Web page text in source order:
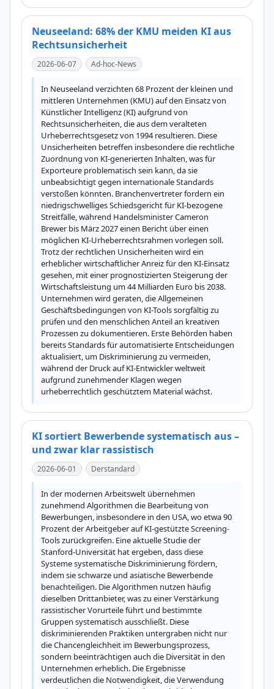
Neuseeland: 68% der KMU meiden KI aus
Rechtsunsicherheit
2026-06-07 Ad-hoc-News
In Neuseeland verzichten 68 Prozent der kleinen und
mittleren Unternehmen (KMU) auf den Einsatz von
Künstlicher Intelligenz (KI) aufgrund von
Rechtsunsicherheiten, die aus dem veralteten
Urheberrechtsgesetz von 1994 resultieren. Diese
Unsicherheiten betreffen insbesondere die rechtliche
Zuordnung von KI-generierten Inhalten, was für
Exporteure problematisch sein kann, da sie
unbeabsichtigt gegen internationale Standards
verstoßen könnten. Branchenvertreter fordern ein
niedrigschwelliges Schiedsgericht für KI-bezogene
Streitfälle, während Handelsminister Cameron
Brewer bis März 2027 einen Bericht über einen
möglichen KI-Urheberrechtsrahmen vorlegen soll.
Trotz der rechtlichen Unsicherheiten wird ein
erheblicher wirtschaftlicher Anreiz für den KI-Einsatz
gesehen, mit einer prognostizierten Steigerung der
Wirtschaftsleistung um 44 Milliarden Euro bis 2038.
Unternehmen wird geraten, die Allgemeinen
Geschäftsbedingungen von KI-Tools sorgfältig zu
prüfen und den menschlichen Anteil an kreativen
Prozessen zu dokumentieren. Erste Behörden haben
bereits Standards für automatisierte Entscheidungen
aktualisiert, um Diskriminierung zu vermeiden,
während der Druck auf KI-Entwickler weltweit
aufgrund zunehmender Klagen wegen
urheberrechtlich geschütztem Material wächst.
KI sortiert Bewerbende systematisch aus –
und zwar klar rassistisch
2026-06-01 Derstandard
In der modernen Arbeitswelt übernehmen
zunehmend Algorithmen die Bearbeitung von
Bewerbungen, insbesondere in den USA, wo etwa 90
Prozent der Arbeitgeber auf KI-gestützte Screening-
Tools zurückgreifen. Eine aktuelle Studie der
Stanford-Universität hat ergeben, dass diese
Systeme systematische Diskriminierung fördern,
indem sie schwarze und asiatische Bewerbende
benachteiligen. Die Algorithmen nutzen häufig
dieselben Drittanbieter, was zu einer Verstärkung
rassistischer Vorurteile führt und bestimmte
Gruppen systematisch ausschließt. Diese
diskriminierenden Praktiken untergraben nicht nur
die Chancengleichheit im Bewerbungsprozess,
sondern beeinträchtigen auch die Diversität in den
Unternehmen erheblich. Die Ergebnisse
verdeutlichen die Notwendigkeit, die Verwendung